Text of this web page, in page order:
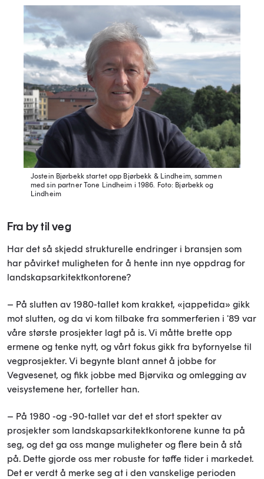
Jostein Bjørbekk startet opp Bjørbekk & Lindheim, sammen
med sin partner Tone Lindheim i 1986. Foto: Bjørbekk og
Lindheim
Fra by til veg
Har det så skjedd strukturelle endringer i bransjen som
har påvirket muligheten for å hente inn nye oppdrag for
landskapsarkitektkontorene?
– På slutten av 1980-tallet kom krakket, «jappetida» gikk
mot slutten, og da vi kom tilbake fra sommerferien i '89 var
våre største prosjekter lagt på is. Vi måtte brette opp
ermene og tenke nytt, og vårt fokus gikk fra byfornyelse til
vegprosjekter. Vi begynte blant annet å jobbe for
Vegvesenet, og fikk jobbe med Bjørvika og omlegging av
veisystemene her, forteller han.
– På 1980 -og -90-tallet var det et stort spekter av
prosjekter som landskapsarkitektkontorene kunne ta på
seg, og det ga oss mange muligheter og flere bein å stå
på. Dette gjorde oss mer robuste for tøffe tider i markedet.
Det er verdt å merke seg at i den vanskelige perioden